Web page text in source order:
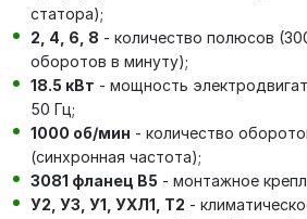
статора);
2, 4, 6, 8 - количество полюсов
оборотов в минуту);
18.5 кВт - мощность
50 Гц;
1000 об/мин - количество
(синхронная частота);
3081 фланец В5 - монтажное
У2, У3, У1, УХЛ1, Т2 -